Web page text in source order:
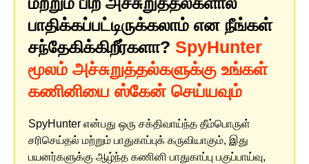
பாதிக்கப்பட்டிருக்கலாம் என நீங்கள்
சந்தேகிக்கிறீர்களா? SpyHunter
மூலம் அச்சுறுத்தல்களுக்கு உங்கள்
கணினியை ஸ்கேன் செய்யவும்
SpyHunter என்பது ஒரு சக்திவாய்ந்த தீம்பொருள்
சரிசெய்தல் மற்றும் பாதுகாப்புக் கருவியாகும், இது
பயனர்களுக்கு ஆழ்ந்த கணினி பாதுகாப்பு பகுப்பாய்வு,